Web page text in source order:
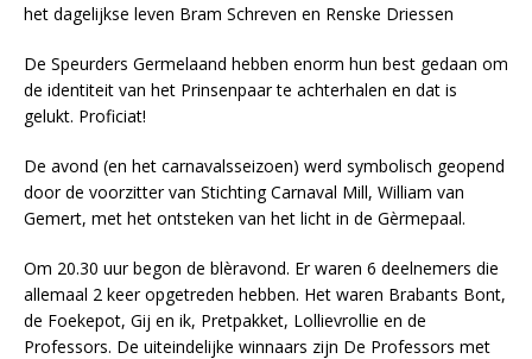
het dagelijkse leven Bram Schreven en Renske Driessen
De Speurders Germelaand hebben enorm hun best gedaan om
de identiteit van het Prinsenpaar te achterhalen en dat is
gelukt. Proficiat!
De avond (en het carnavalsseizoen) werd symbolisch geopend
door de voorzitter van Stichting Carnaval Mill, William van
Gemert, met het ontsteken van het licht in de Gèrmepaal.
Om 20.30 uur begon de blèravond. Er waren 6 deelnemers die
allemaal 2 keer opgetreden hebben. Het waren Brabants Bont,
de Foekepot, Gij en ik, Pretpakket, Lollievrollie en de
Professors. De uiteindelijke winnaars zijn De Professors met